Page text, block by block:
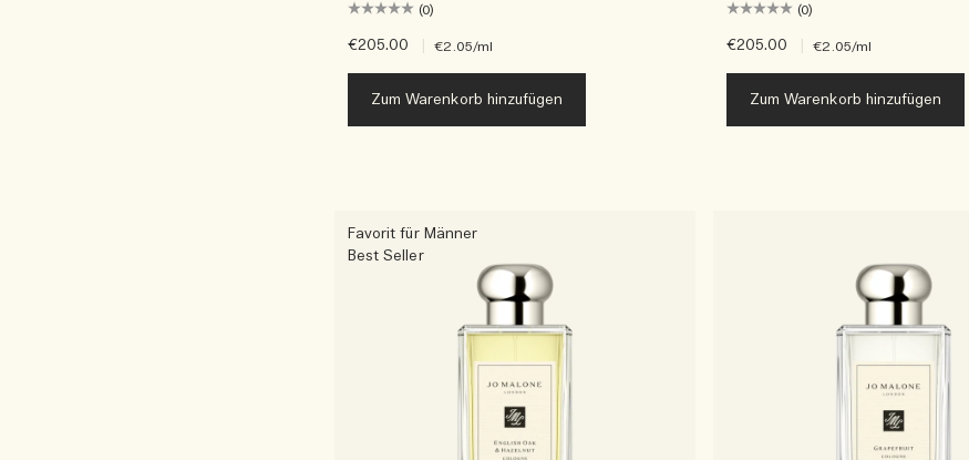
(0)
€205.00 €2.05/ml
Zum Warenkorb hinzufügen
(0)
€205.00 €2.05/ml
Zum Warenkorb hinzufügen
Favorit für Männer
Best Seller